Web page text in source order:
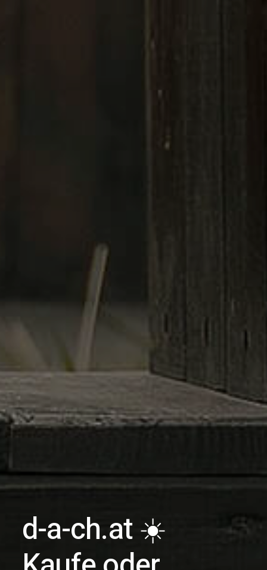
d-a-ch.at ☀️